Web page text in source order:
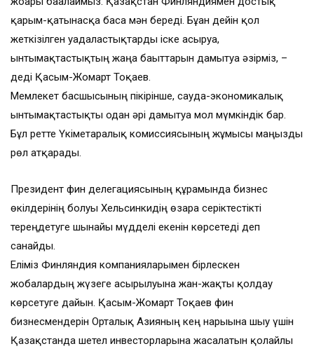
қарым-қатынасқа баса мән береді. Бұған дейін қол
жеткізілген уағдаластықтарды іске асыруға,
ынтымақтастықтың жаңа бағыттарын дамытуға әзірміз, –
деді Қасым-Жомарт Тоқаев.
Мемлекет басшысының пікірінше, сауда-экономикалық
ынтымақтастықты одан әрі дамытуға мол мүмкіндік бар.
Бұл ретте Үкіметаралық комиссиясының жұмысы маңызды
рөл атқарады.
Президент фин делегациясының құрамында бизнес
өкілдерінің болуы Хельсинкидің өзара серіктестікті
тереңдетуге шынайы мүдделі екенін көрсетеді деп
санайды.
Еліміз Финляндия компанияларымен бірлескен
жобалардың жүзеге асырылуына жан-жақты қолдау
көрсетуге дайын. Қасым-Жомарт Тоқаев фин
бизнесмендерін Орталық Азияның кең нарығына шығу үшін
Қазақстанда шетел инвесторларына жасалатын қолайлы